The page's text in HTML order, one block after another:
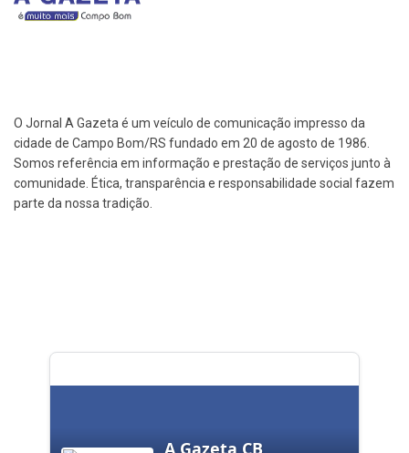
O Jornal A Gazeta é um veículo de comunicação impresso da
cidade de Campo Bom/RS fundado em 20 de agosto de 1986.
Somos referência em informação e prestação de serviços junto à
comunidade. Ética, transparência e responsabilidade social fazem
parte da nossa tradição.
A Gazeta CB